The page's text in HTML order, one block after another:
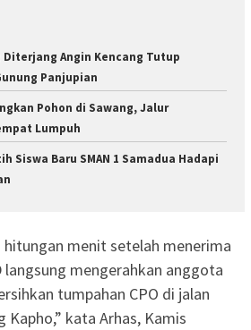
Diterjang Angin Kencang Tutup
Panjupian
Pohon di Sawang, Jalur
Lumpuh
Siswa Baru SMAN 1 Samadua Hadapi
hitungan menit setelah menerima
langsung mengerahkan anggota
tumpahan CPO di jalan
Kapho,” kata Arhas, Kamis